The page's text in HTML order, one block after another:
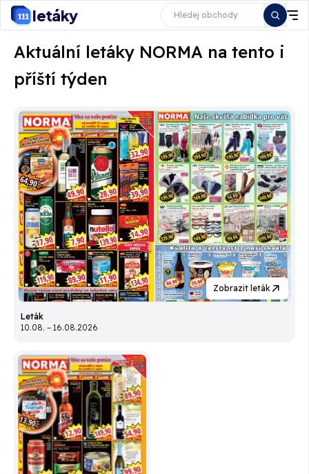
letáky
Aktuální letáky NORMA na tento i
příští týden
Zobrazit leták
Leták
10.08. – 16.08.2026